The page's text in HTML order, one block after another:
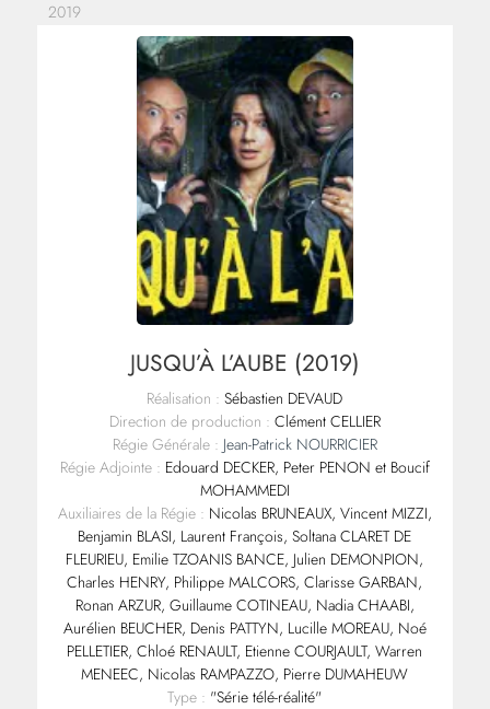
2019
JUSQU’À L’AUBE (2019)
Réalisation : Sébastien DEVAUD
Direction de production : Clément CELLIER
Régie Générale : Jean-Patrick NOURRICIER
Régie Adjointe : Edouard DECKER, Peter PENON et Boucif
MOHAMMEDI
Auxiliaires de la Régie : Nicolas BRUNEAUX, Vincent MIZZI,
Benjamin BLASI, Laurent François, Soltana CLARET DE
FLEURIEU, Emilie TZOANIS BANCE, Julien DEMONPION,
Charles HENRY, Philippe MALCORS, Clarisse GARBAN,
Ronan ARZUR, Guillaume COTINEAU, Nadia CHAABI,
Aurélien BEUCHER, Denis PATTYN, Lucille MOREAU, Noé
PELLETIER, Chloé RENAULT, Etienne COURJAULT, Warren
MENEEC, Nicolas RAMPAZZO, Pierre DUMAHEUW
Type : "Série télé-réalité"